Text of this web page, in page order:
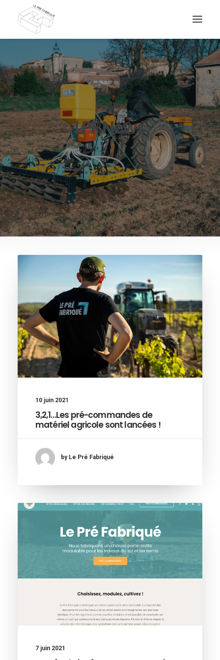
DEMANDEZ UN DEVIS
LPF News
10 juin 2021
3,2,1…Les pré-commandes de
matériel agricole sont lancées !
by Le Pré Fabriqué
7 juin 2021